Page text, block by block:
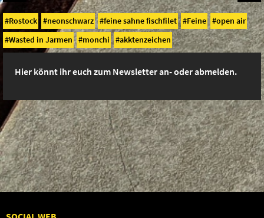
Rostock neonschwarz feine sahne fischfilet Feine
open air
Wasted in Jarmen
monchi akktenzeichen
Hier könnt ihr euch zum Newsletter an- oder abmelden.